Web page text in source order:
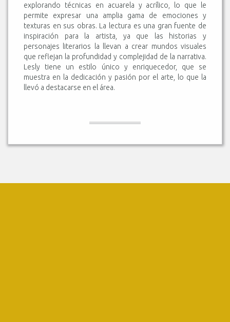
explorando técnicas en acuarela y acrílico, lo que le
permite expresar una amplia gama de emociones y
texturas en sus obras. La lectura es una gran fuente de
inspiración para la artista, ya que las historias y
personajes literarios la llevan a crear mundos visuales
que reflejan la profundidad y complejidad de la narrativa.
Lesly tiene un estilo único y enriquecedor, que se
muestra en la dedicación y pasión por el arte, lo que la
llevó a destacarse en el área.